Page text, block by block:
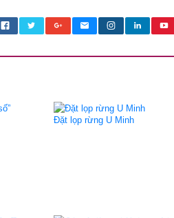
Đặt lọp rừng U Minh